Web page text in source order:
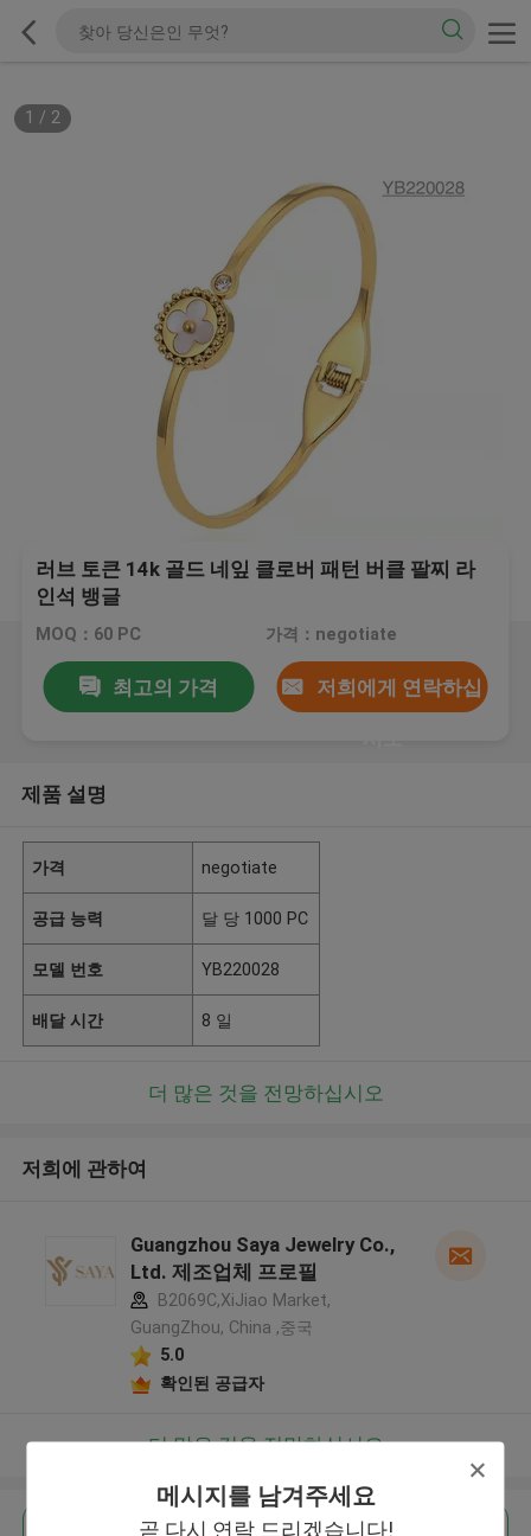
메시지를 남겨주세요
곧 다시 연락 드리겠습니다!
1 / 2
러브 토큰 14k 골드 네잎 클로버 패턴 버클 팔찌 라
인석 뱅글
MOQ：60 PC 가격：negotiate
최고의 가격 저희에게 연락하십
제품 설명
가격 negotiate
공급 능력 달 당 1000 PC
모델 번호 YB220028
배달 시간 8 일
더 많은 것을 전망하십시오
저희에 관하여
Guangzhou Saya Jewelry Co.,
Ltd. 제조업체 프로필
B2069C,XiJiao Market,
GuangZhou, China ,중국
5.0
확인된 공급자
더 많은 것을 전망하십시오